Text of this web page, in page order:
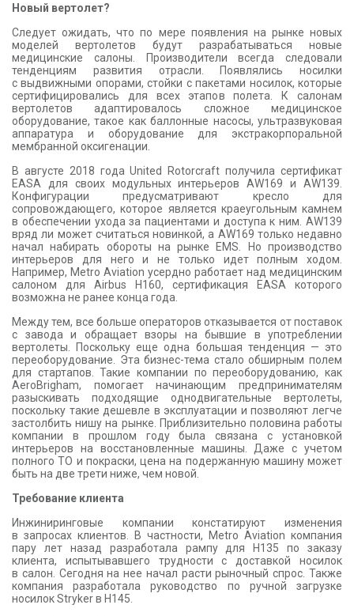
Новый вертолет?
Следует ожидать, что по мере появления на рынке новых
моделей вертолетов будут разрабатываться новые
медицинские салоны. Производители всегда следовали
тенденциям развития отрасли. Появлялись носилки
с выдвижными опорами, стойки с пакетами носилок, которые
сертифицировались для всех этапов полета. К салонам
вертолетов адаптировалось сложное медицинское
оборудование, такое как баллонные насосы, ультразвуковая
аппаратура и оборудование для экстракорпоральной
мембранной оксигенации.
В августе 2018 года United Rotorcraft получила сертификат
EASA для своих модульных интерьеров AW169 и AW139.
Конфигурации предусматривают кресло для
сопровождающего, которое является краеугольным камнем
в обеспечении ухода за пациентами и доступа к ним. AW139
вряд ли может считаться новинкой, а AW169 только недавно
начал набирать обороты на рынке EMS. Но производство
интерьеров для него и не только идет полным ходом.
Например, Metro Aviation усердно работает над медицинским
салоном для Airbus H160, сертификация EASA которого
возможна не ранее конца года.
Между тем, все больше операторов отказывается от поставок
с завода и обращает взоры на бывшие в употреблении
вертолеты. Поскольку еще одна большая тенденция — это
переоборудование. Эта бизнес-тема стало обширным полем
для стартапов. Такие компании по переоборудованию, как
AeroBrigham, помогает начинающим предпринимателям
разыскивать подходящие однодвигательные вертолеты,
поскольку такие дешевле в эксплуатации и позволяют легче
застолбить нишу на рынке. Приблизительно половина работы
компании в прошлом году была связана с установкой
интерьеров на восстановленные машины. Даже с учетом
полного ТО и покраски, цена на подержанную машину может
быть на две трети ниже, чем новой.
Требование клиента
Инжиниринговые компании констатируют изменения
в запросах клиентов. В частности, Metro Aviation компания
пару лет назад разработала рампу для H135 по заказу
клиента, испытывавшего трудности с доставкой носилок
в салон. Сегодня на нее начал расти рыночный спрос. Также
компания разработала руководство по ручной загрузке
носилок Stryker в H145.